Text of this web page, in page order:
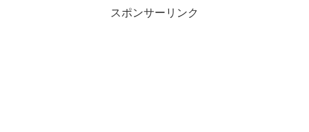
スポンサーリンク